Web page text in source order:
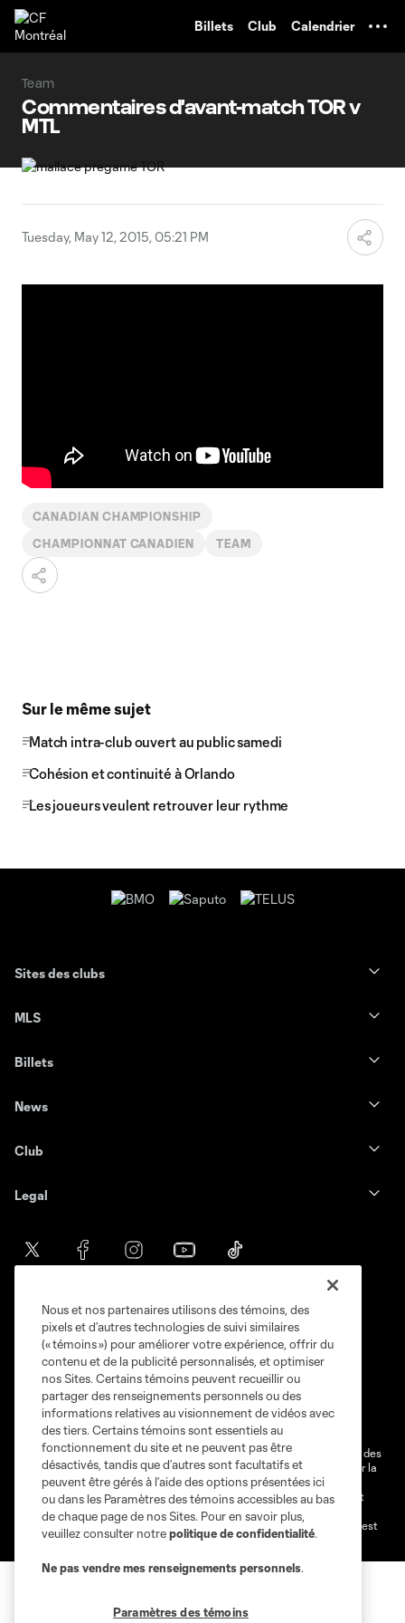
Billets Club Calendrier
Team
Commentaires d'avant-match TOR v
MTL
Tuesday, May 12, 2015, 05:21 PM
CANADIAN CHAMPIONSHIP
CHAMPIONNAT CANADIEN TEAM
Sur le même sujet
Match intra-club ouvert au public samedi
Cohésion et continuité à Orlando
Les joueurs veulent retrouver leur rythme
Sites des clubs
MLS
Billets
News
Club
Legal
Conditions d'utilisation
Politique de confidentialité
Ne vendez pas et ne partagez pas mes information personnelles.
Paramètres des témoins
@2026 MLS. Le nom et l'écusson Major League Soccer et MLS sont des
marques déposées de Major League Soccer, LLC (“MLS”) protégés par la
loi. Les noms et les logos des différentes équipes de MLS sont des
marques déposées ou des marques de droit commun de MLS ou sont
utilisées avec l’autorisation ou l'accord tacite préalable de leurs
propriétaires. Toute l’utilisation de leurs noms et logos non-autorisée est
par conséquent prohibée est interdite.
Nous et nos partenaires utilisons des témoins, des
pixels et d’autres technologies de suivi similaires
(« témoins ») pour améliorer votre expérience, offrir du
contenu et de la publicité personnalisés, et optimiser
nos Sites. Certains témoins peuvent recueillir ou
partager des renseignements personnels ou des
informations relatives au visionnement de vidéos avec
des tiers. Certains témoins sont essentiels au
fonctionnement du site et ne peuvent pas être
désactivés, tandis que d’autres sont facultatifs et
peuvent être gérés à l’aide des options présentées ici
ou dans les Paramètres des témoins accessibles au bas
de chaque page de nos Sites. Pour en savoir plus,
veuillez consulter notrepolitique de confidentialité.
Ne pas vendre mes renseignements personnels.
Paramètres des témoins